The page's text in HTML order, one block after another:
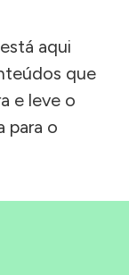
aqui
que
e leve o
para o